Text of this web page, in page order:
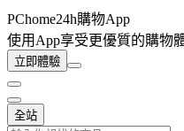
PChome24h購物App
使用App享受更優質的購物
立即體驗
全站